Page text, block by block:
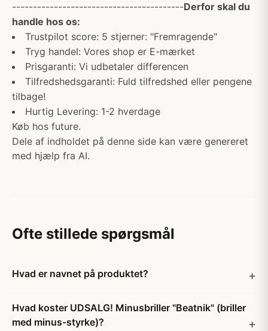
-----------------------------------------Derfor skal du
handle hos os:
Trustpilot score: 5 stjerner: "Fremragende"
Tryg handel: Vores shop er E-mærket
Prisgaranti: Vi udbetaler differencen
Tilfredshedsgaranti: Fuld tilfredshed eller pengene
tilbage!
Hurtig Levering: 1-2 hverdage
Køb hos future.
Dele af indholdet på denne side kan være genereret
med hjælp fra AI.
Ofte stillede spørgsmål
Hvad er navnet på produktet?
Hvad koster UDSALG! Minusbriller "Beatnik" (briller
med minus-styrke)?